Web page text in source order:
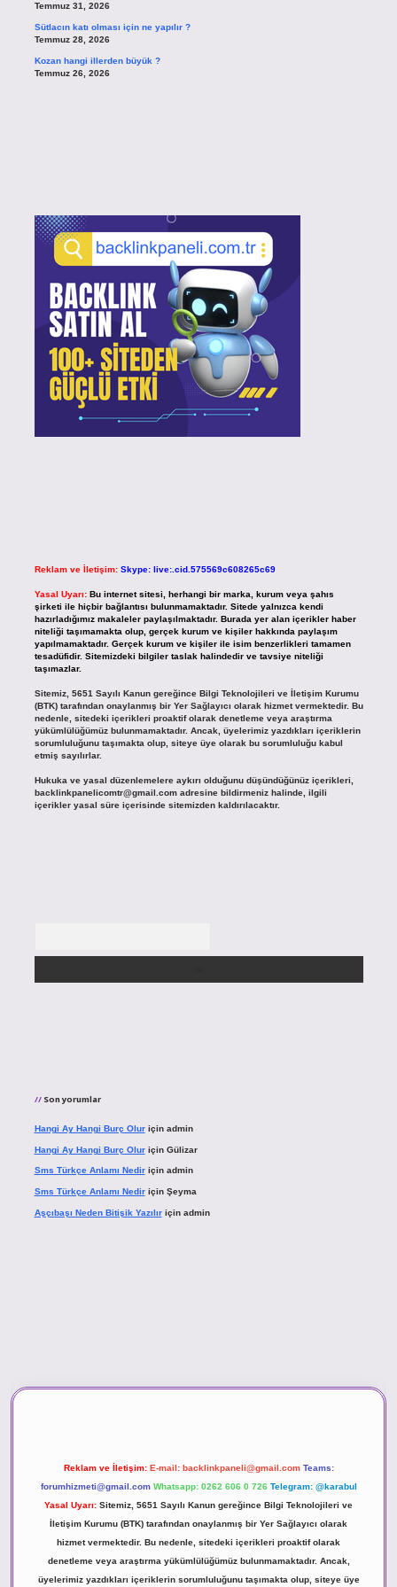
Temmuz 31, 2026
Sütlacın katı olması için ne yapılır ?
Temmuz 28, 2026
Kozan hangi illerden büyük ?
Temmuz 26, 2026
Reklam ve İletişim: Skype: live:.cid.575569c608265c69
Yasal Uyarı: Bu internet sitesi, herhangi bir marka, kurum veya şahıs
şirketi ile hiçbir bağlantısı bulunmamaktadır. Sitede yalnızca kendi
hazırladığımız makaleler paylaşılmaktadır. Burada yer alan içerikler haber
niteliği taşımamakta olup, gerçek kurum ve kişiler hakkında paylaşım
yapılmamaktadır. Gerçek kurum ve kişiler ile isim benzerlikleri tamamen
tesadüfidir. Sitemizdeki bilgiler taslak halindedir ve tavsiye niteliği
taşımazlar.
Sitemiz, 5651 Sayılı Kanun gereğince Bilgi Teknolojileri ve İletişim Kurumu
(BTK) tarafından onaylanmış bir Yer Sağlayıcı olarak hizmet vermektedir. Bu
nedenle, sitedeki içerikleri proaktif olarak denetleme veya araştırma
yükümlülüğümüz bulunmamaktadır. Ancak, üyelerimiz yazdıkları içeriklerin
sorumluluğunu taşımakta olup, siteye üye olarak bu sorumluluğu kabul
etmiş sayılırlar.
Hukuka ve yasal düzenlemelere aykırı olduğunu düşündüğünüz içerikleri,
backlinkpanelicomtr@gmail.comadresine bildirmeniz halinde, ilgili
içerikler yasal süre içerisinde sitemizden kaldırılacaktır.
Son yorumlar
Hangi Ay Hangi Burç Oluriçin admin
Hangi Ay Hangi Burç Oluriçin Gülizar
Sms Türkçe Anlamı Nediriçin admin
Sms Türkçe Anlamı Nediriçin Şeyma
Aşçıbaşı Neden Bitişik Yazılıriçin admin
Reklam ve İletişim: E-mail: backlinkpaneli@gmail.com Teams:
forumhizmeti@gmail.com Whatsapp: 0262 606 0 726 Telegram: @karabul
Yasal Uyarı: Sitemiz, 5651 Sayılı Kanun gereğince Bilgi Teknolojileri ve
İletişim Kurumu (BTK) tarafından onaylanmış bir Yer Sağlayıcı olarak
hizmet vermektedir. Bu nedenle, sitedeki içerikleri proaktif olarak
denetleme veya araştırma yükümlülüğümüz bulunmamaktadır. Ancak,
üyelerimiz yazdıkları içeriklerin sorumluluğunu taşımakta olup, siteye üye